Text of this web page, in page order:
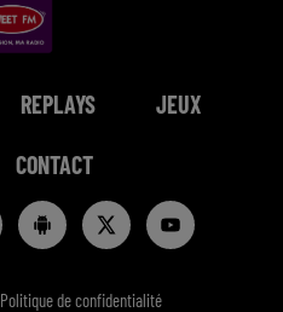
REPLAYS JEUX
CONTACT
Politique de confidentialité